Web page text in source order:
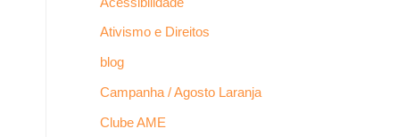
Ativismo e Direitos
blog
Campanha / Agosto Laranja
Clube AME